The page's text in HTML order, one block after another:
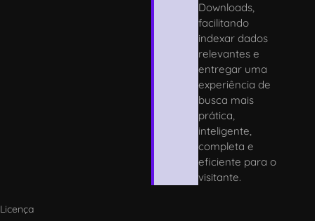
Downloads,
facilitando
indexar dados
relevantes e
entregar uma
experiência de
busca mais
prática,
inteligente,
completa e
eficiente para o
visitante.
Licença